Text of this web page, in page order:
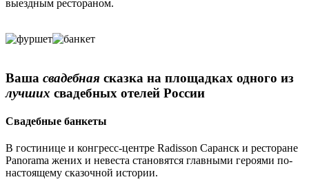
выездным рестораном.
Ваша свадебная сказка на площадках одного из
лучших свадебных отелей России
Свадебные банкеты
В гостинице и конгресс-центре Radisson Саранск и ресторане
Panorama жених и невеста становятся главными героями по-
настоящему сказочной истории.